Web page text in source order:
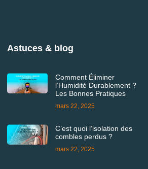
Astuces & blog
Comment Éliminer
l’Humidité Durablement ?
Les Bonnes Pratiques
mars 22, 2025
C’est quoi l’isolation des
combles perdus ?
mars 22, 2025